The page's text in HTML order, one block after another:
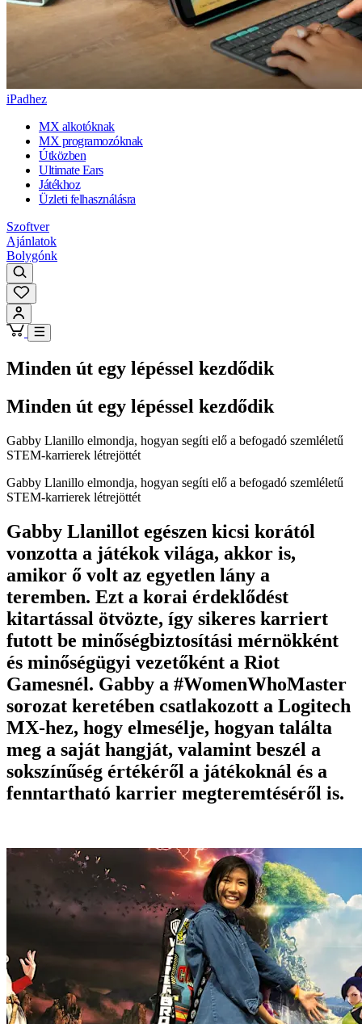
iPadhez
MX alkotóknak
MX programozóknak
Útközben
Ultimate Ears
Játékhoz
Üzleti felhasználásra
Szoftver
Ajánlatok
Bolygónk
Minden út egy lépéssel kezdődik
Minden út egy lépéssel kezdődik
Gabby Llanillo elmondja, hogyan segíti elő a befogadó szemléletű
STEM-karrierek létrejöttét
Gabby Llanillo elmondja, hogyan segíti elő a befogadó szemléletű
STEM-karrierek létrejöttét
Gabby Llanillot egészen kicsi korától
vonzotta a játékok világa, akkor is,
amikor ő volt az egyetlen lány a
teremben. Ezt a korai érdeklődést
kitartással ötvözte, így sikeres karriert
futott be minőségbiztosítási mérnökként
és minőségügyi vezetőként a Riot
Gamesnél. Gabby a #WomenWhoMaster
sorozat keretében csatlakozott a Logitech
MX-hez, hogy elmesélje, hogyan találta
meg a saját hangját, valamint beszél a
sokszínűség értékéről a játékoknál és a
fenntartható karrier megteremtéséről is.